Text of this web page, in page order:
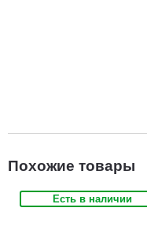
Похожие товары
Есть в наличии